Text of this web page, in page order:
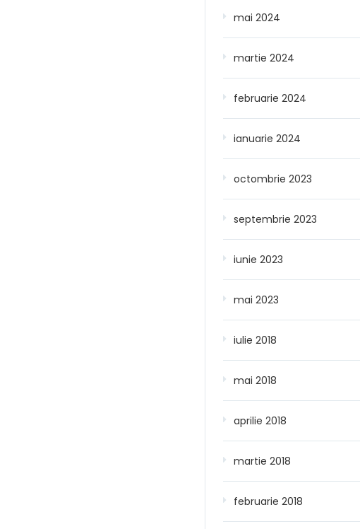
mai 2024
martie 2024
februarie 2024
ianuarie 2024
octombrie 2023
septembrie 2023
iunie 2023
mai 2023
iulie 2018
mai 2018
aprilie 2018
martie 2018
februarie 2018